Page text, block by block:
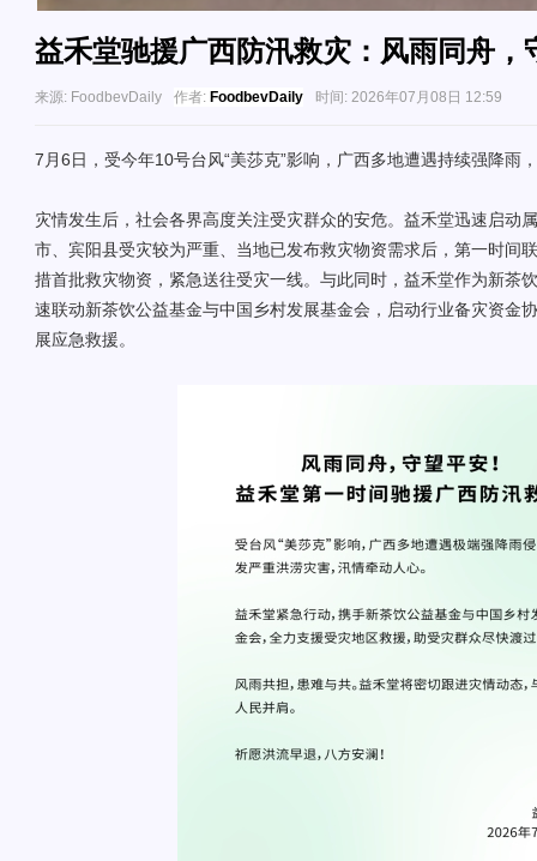
益禾堂驰援广西防汛救灾：风雨同舟，
来源: FoodbevDaily 作者: FoodbevDaily 时间: 2026年07月08日 12:59
7月6日，受今年10号台风“美莎克”影响，广西多地遭遇持续强降雨
灾情发生后，社会各界高度关注受灾群众的安危。益禾堂迅速启动
市、宾阳县受灾较为严重、当地已发布救灾物资需求后，第一时间
措首批救灾物资，紧急送往受灾一线。与此同时，益禾堂作为新茶
速联动新茶饮公益基金与中国乡村发展基金会，启动行业备灾资金
展应急救援。